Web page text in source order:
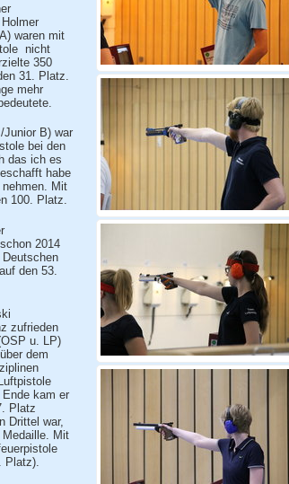
waren mit
nicht
350
31. Platz.
mehr
Junior B) war
bei den
das ich es
habe
Mit
100. Platz.
2014
den 53.
zufrieden
u. LP)
dem
kam er
Platz
Drittel war,
Medaille. Mit
Platz).